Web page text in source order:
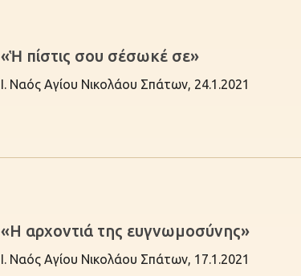
«Ἡ πίστις σου σέσωκέ σε»
Ι. Ναός Αγίου Νικολάου Σπάτων, 24.1.2021
«H αρχοντιά της ευγνωμοσύνης»
Ι. Ναός Αγίου Νικολάου Σπάτων, 17.1.2021